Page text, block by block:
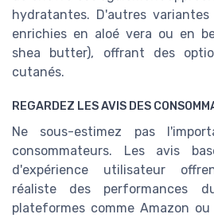
hydratantes. D'autres
enrichies en aloé vera ou en
shea butter), offrant des
cutanés.
REGARDEZ LES AVIS DES
Ne sous-estimez pas
consommateurs. Les avis
d'expérience utilisateur
réaliste des performances
plateformes comme Amazon